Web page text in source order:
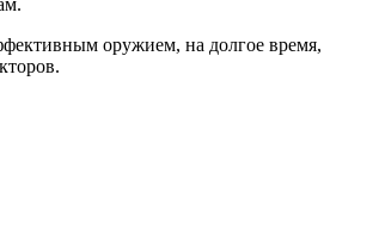
оружием, на долгое время,